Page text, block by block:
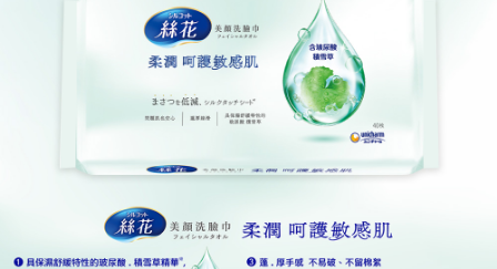
每筆NT$120，滿NT$1,999(含以上)免運費